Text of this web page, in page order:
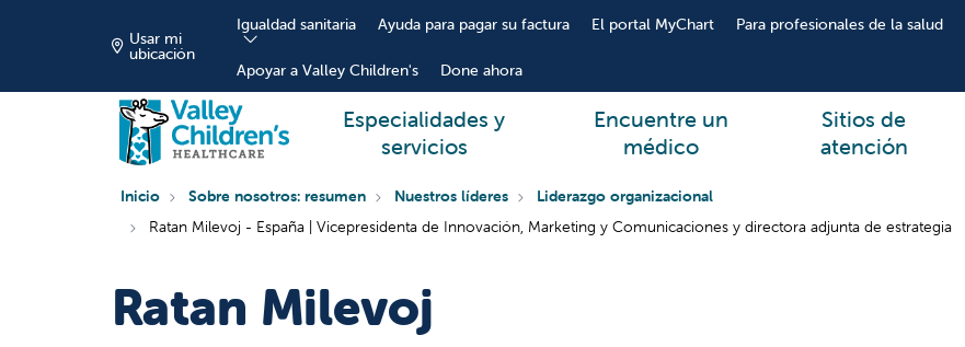
Usar mi
ubicación
Igualdad sanitaria Ayuda para pagar su factura El portal MyChart Para profesionales de la salud
Apoyar a Valley Children's Done ahora
Especialidades y
servicios
Encuentre un
médico
Sitios de
atención
Inicio Sobre nosotros: resumen Nuestros líderes
Liderazgo organizacional
Ratan Milevoj - España | Vicepresidenta de Innovación, Marketing y Comunicaciones y directora adjunta de estrategia
Ratan Milevoj